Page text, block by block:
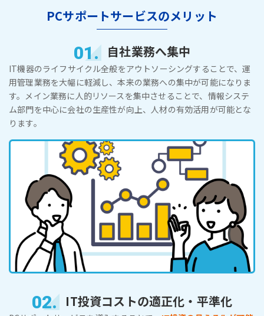
PCサポートサービスのメリット
01. 自社業務へ集中
IT機器のライフサイクル全般をアウトソーシングすることで、運
用管理業務を大幅に軽減し、本来の業務への集中が可能になりま
す。メイン業務に人的リソースを集中させることで、情報システ
ム部門を中心に会社の生産性が向上、人材の有効活用が可能とな
ります。
02. IT投資コストの適正化・平準化